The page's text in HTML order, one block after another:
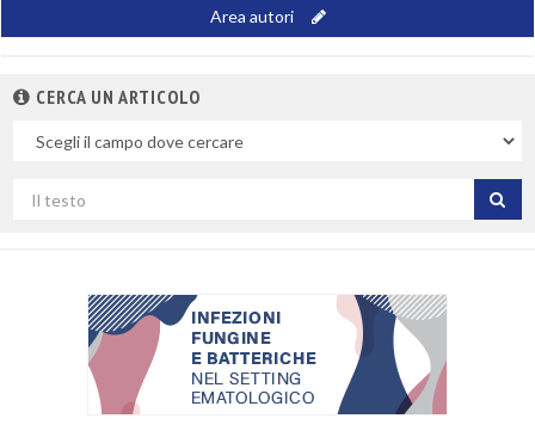
Area autori
CERCA UN ARTICOLO
Nel
campo
Cerca
per